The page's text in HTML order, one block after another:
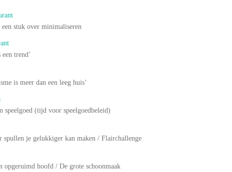
stuk over minimaliseren
trend’
is meer dan een leeg huis’
(tijd voor speelgoedbeleid)
je gelukkiger kan maken / Flairchallenge
hoofd / De grote schoonmaak